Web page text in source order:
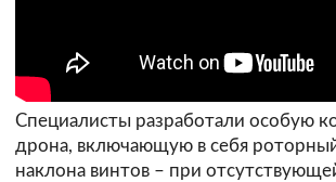
Специалисты разработали особую
дрона, включающую в себя
наклона винтов – при